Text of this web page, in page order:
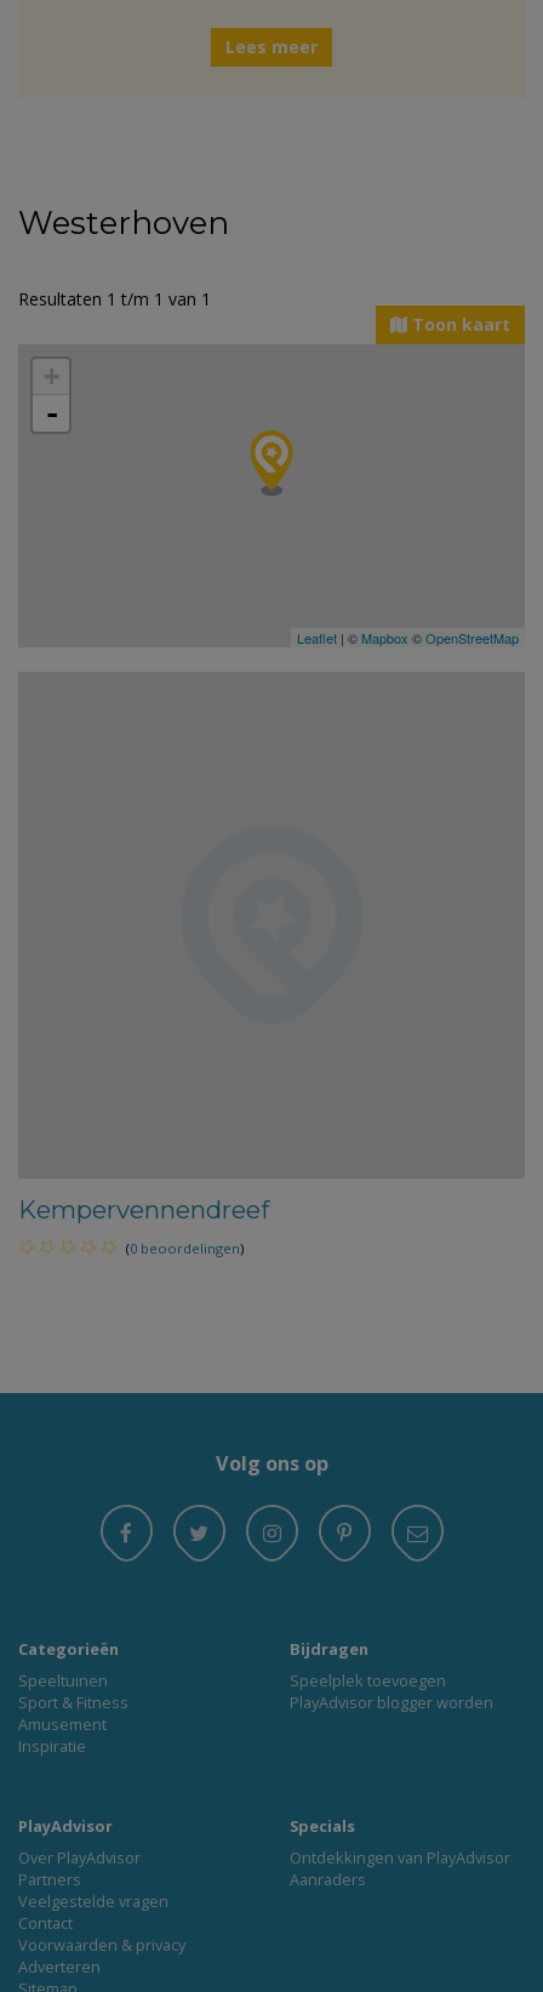
Lees meer
Westerhoven
Resultaten 1 t/m 1 van 1
Toon kaart
+
-
Leaflet | © Mapbox ©OpenStreetMap
Kempervennendreef
(0 beoordelingen)
Volg ons op
Categorieën
Speeltuinen
Sport & Fitness
Amusement
Inspiratie
Bijdragen
Speelplek toevoegen
PlayAdvisor blogger worden
PlayAdvisor
Over PlayAdvisor
Partners
Veelgestelde vragen
Contact
Voorwaarden & privacy
Adverteren
Specials
Ontdekkingen van PlayAdvisor
Aanraders